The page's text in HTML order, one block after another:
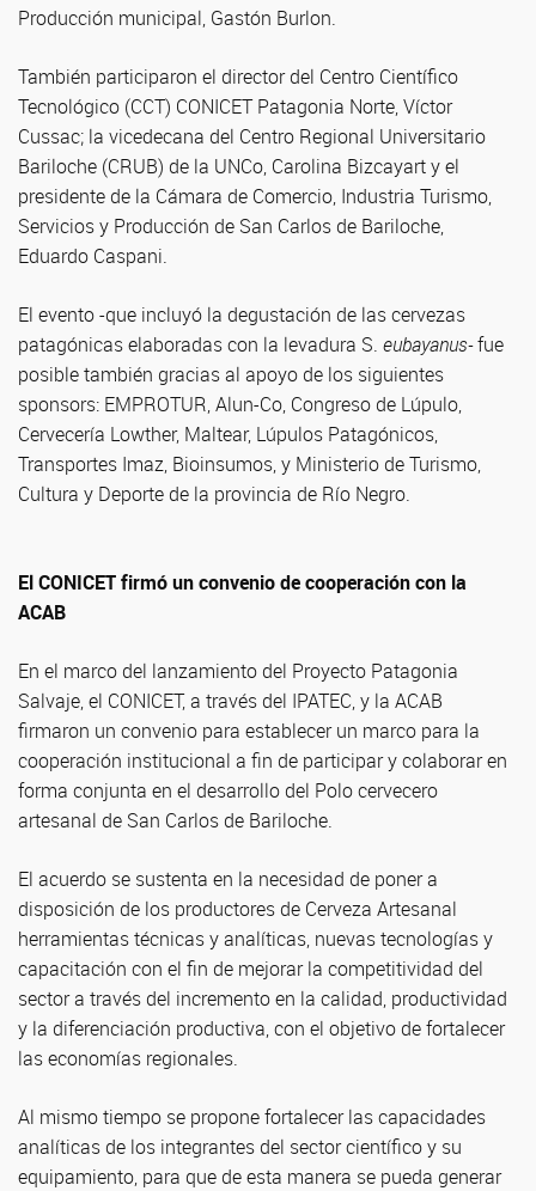
Producción municipal, Gastón Burlon.
También participaron el director del Centro Científico
Tecnológico (CCT) CONICET Patagonia Norte, Víctor
Cussac; la vicedecana del Centro Regional Universitario
Bariloche (CRUB) de la UNCo, Carolina Bizcayart y el
presidente de la Cámara de Comercio, Industria Turismo,
Servicios y Producción de San Carlos de Bariloche,
Eduardo Caspani.
El evento -que incluyó la degustación de las cervezas
patagónicas elaboradas con la levadura S. eubayanus-fue
posible también gracias al apoyo de los siguientes
sponsors: EMPROTUR, Alun-Co, Congreso de Lúpulo,
Cervecería Lowther, Maltear, Lúpulos Patagónicos,
Transportes Imaz, Bioinsumos, y Ministerio de Turismo,
Cultura y Deporte de la provincia de Río Negro.
El CONICET firmó un convenio de cooperación con la
ACAB
En el marco del lanzamiento del Proyecto Patagonia
Salvaje, el CONICET, a través del IPATEC, y la ACAB
firmaron un convenio para establecer un marco para la
cooperación institucional a fin de participar y colaborar en
forma conjunta en el desarrollo del Polo cervecero
artesanal de San Carlos de Bariloche.
El acuerdo se sustenta en la necesidad de poner a
disposición de los productores de Cerveza Artesanal
herramientas técnicas y analíticas, nuevas tecnologías y
capacitación con el fin de mejorar la competitividad del
sector a través del incremento en la calidad, productividad
y la diferenciación productiva, con el objetivo de fortalecer
las economías regionales.
Al mismo tiempo se propone fortalecer las capacidades
analíticas de los integrantes del sector científico y su
equipamiento, para que de esta manera se pueda generar